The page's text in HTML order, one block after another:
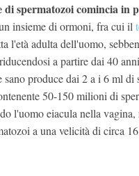
spermatozoi comincia in
insieme di ormoni, fra cui il
l'età adulta dell'uomo,
a partire dai 40
sano produce dai 2 a i 6 ml di
50-150 milioni di
l'uomo eiacula nella vagina,
a una velicità di circa